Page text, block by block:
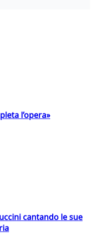
l’opera»
cantando le sue